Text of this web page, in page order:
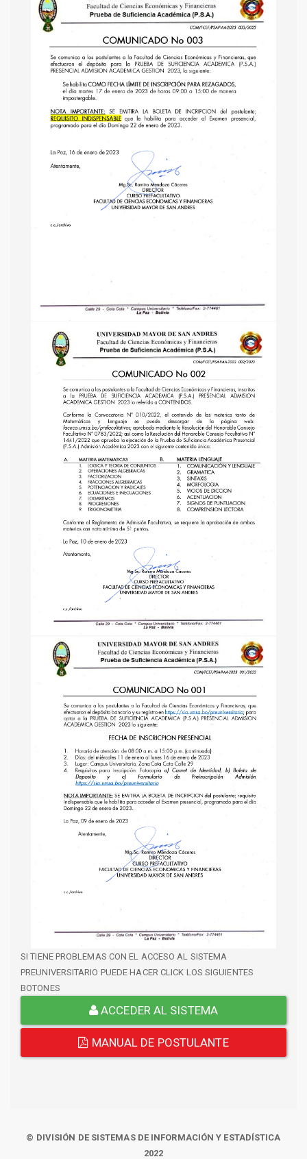
SI TIENE PROBLEMAS CON EL ACCESO AL SISTEMA
PREUNIVERSITARIO PUEDE HACER CLICK LOS SIGUIENTES
BOTONES
ACCEDER AL SISTEMA
MANUAL DE POSTULANTE
© DIVISIÓN DE SISTEMAS DE INFORMACIÓN Y ESTADÍSTICA
2022